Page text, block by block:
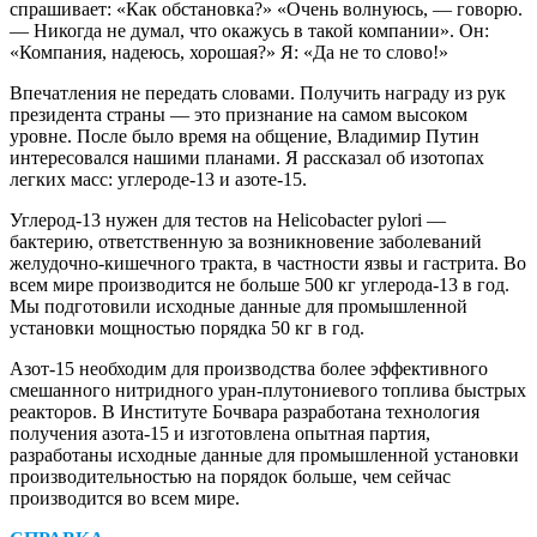
спрашивает: «Как обстановка?» «Очень волнуюсь, — говорю.
— Никогда не думал, что окажусь в такой компании». Он:
«Компания, надеюсь, хорошая?» Я: «Да не то слово!»
Впечатления не передать словами. Получить награду из рук
президента страны — это признание на самом высоком
уровне. После было время на общение, Владимир Путин
интересовался нашими планами. Я рассказал об изотопах
легких масс: углероде‑13 и азоте‑15.
Углерод‑13 нужен для тестов на Helicobacter pylori —
бактерию, ответственную за возникновение заболеваний
желудочно-кишечного тракта, в частности язвы и гастрита. Во
всем мире производится не больше 500 кг углерода‑13 в год.
Мы подготовили исходные данные для промышленной
установки мощностью порядка 50 кг в год.
Азот‑15 необходим для производства более эффективного
смешанного нитридного уран-плутониевого топлива быстрых
реакторов. В Институте Бочвара разработана технология
получения азота‑15 и изготовлена опытная партия,
разработаны исходные данные для промышленной установки
производительностью на порядок больше, чем сейчас
производится во всем мире.